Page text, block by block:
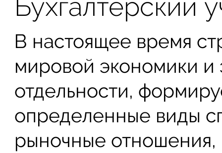
Бухгалтерский
В настоящее время
мировой экономики и
отдельности,
определенные виды
рыночные